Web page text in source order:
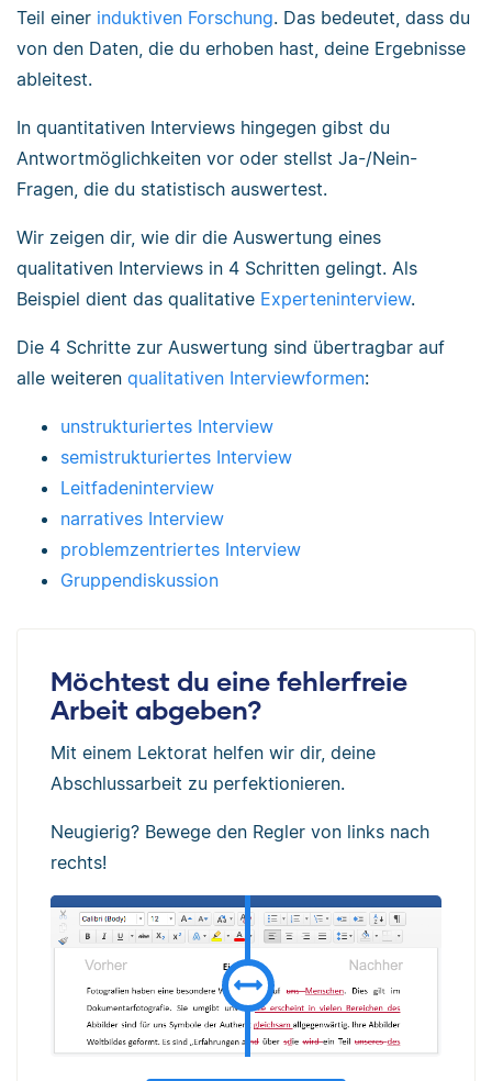
Teil einer induktiven Forschung. Das bedeutet, dass du
von den Daten, die du erhoben hast, deine Ergebnisse
ableitest.
In quantitativen Interviews hingegen gibst du
Antwortmöglichkeiten vor oder stellst Ja-/Nein-
Fragen, die du statistisch auswertest.
Wir zeigen dir, wie dir die Auswertung eines
qualitativen Interviews in 4 Schritten gelingt. Als
Beispiel dient das qualitative Experteninterview.
Die 4 Schritte zur Auswertung sind übertragbar auf
alle weiteren qualitativen Interviewformen:
unstrukturiertes Interview
semistrukturiertes Interview
Leitfadeninterview
narratives Interview
problemzentriertes Interview
Gruppendiskussion
Möchtest du eine fehlerfreie
Arbeit abgeben?
Mit einem Lektorat helfen wir dir, deine
Abschlussarbeit zu perfektionieren.
Neugierig? Bewege den Regler von links nach
rechts!